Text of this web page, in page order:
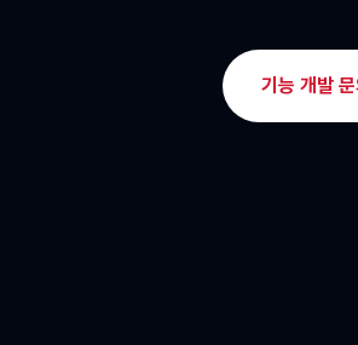
기능 개발 문